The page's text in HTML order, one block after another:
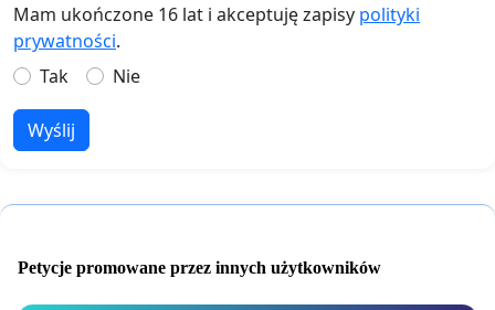
Mam ukończone 16 lat i akceptuję zapisy polityki
prywatności.
Tak
Nie
Wyślij
Petycje promowane przez innych użytkowników